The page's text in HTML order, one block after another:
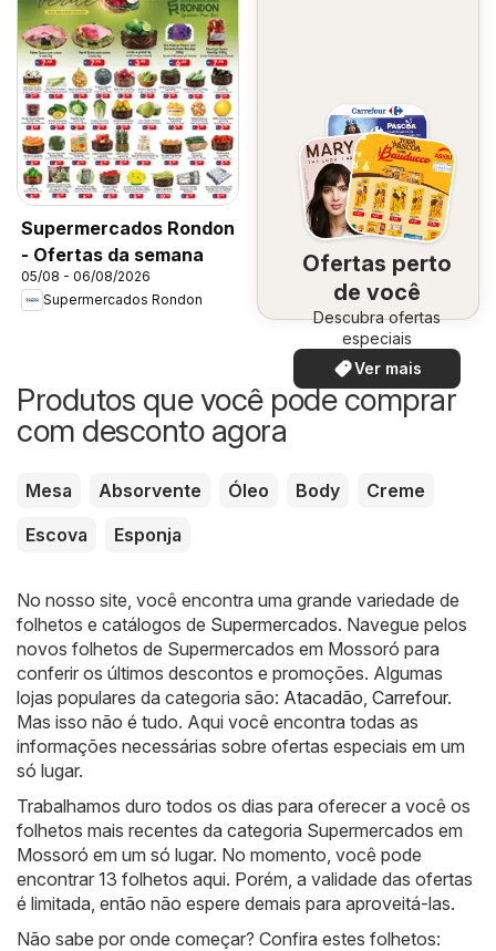
Supermercados Rondon
- Ofertas da semana
05/08 - 06/08/2026
Supermercados Rondon
Ofertas perto
de você
Descubra ofertas
especiais
Ver mais
Produtos que você pode comprar
com desconto agora
Mesa Absorvente Óleo Body
Creme
Escova
Esponja
No nosso site, você encontra uma grande variedade de
folhetos e catálogos de Supermercados. Navegue pelos
novos folhetos de Supermercados em Mossoró para
conferir os últimos descontos e promoções. Algumas
lojas populares da categoria são: Atacadão Carrefour.
Mas isso não é tudo. Aqui você encontra todas as
informações necessárias sobre ofertas especiais em um
só lugar.
Trabalhamos duro todos os dias para oferecer a você os
folhetos mais recentes da categoria Supermercados em
Mossoró em um só lugar. No momento, você pode
encontrar 13 folhetos aqui. Porém, a validade das ofertas
é limitada, então não espere demais para aproveitá-las.
Não sabe por onde começar? Confira estes folhetos: